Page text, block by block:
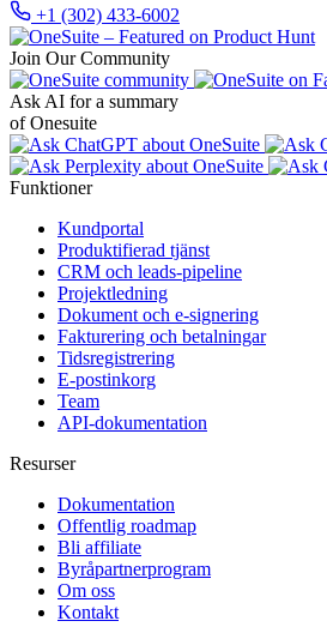
+1 (302) 433-6002
Join Our Community
Ask AI for a summary
of Onesuite
Funktioner
Kundportal
Produktifierad tjänst
CRM och leads-pipeline
Projektledning
Dokument och e-signering
Fakturering och betalningar
Tidsregistrering
E-postinkorg
Team
API-dokumentation
Resurser
Dokumentation
Offentlig roadmap
Bli affiliate
Byråpartnerprogram
Om oss
Kontakt